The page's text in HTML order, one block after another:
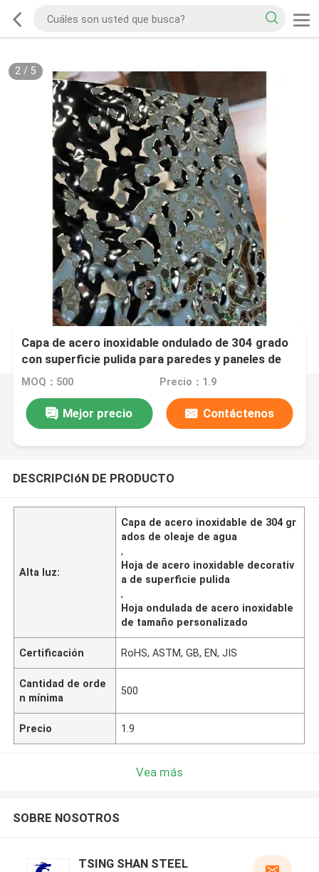
2/ 5
Capa de acero inoxidable ondulado de 304 grado
con superficie pulida para paredes y paneles de
techo de comedor de tamaño personalizado
MOQ：500 Precio：1.9
Mejor precio Contáctenos
DESCRIPCIóN DE PRODUCTO
Alta luz:
Capa de acero inoxidable de 304 gr
ados de oleaje de agua
,
Hoja de acero inoxidable decorativ
a de superficie pulida
,
Hoja ondulada de acero inoxidable
de tamaño personalizado
Certificación RoHS, ASTM, GB, EN, JIS
Cantidad de orde
n mínima
500
Precio 1.9
Vea más
SOBRE NOSOTROS
TSING SHAN STEEL